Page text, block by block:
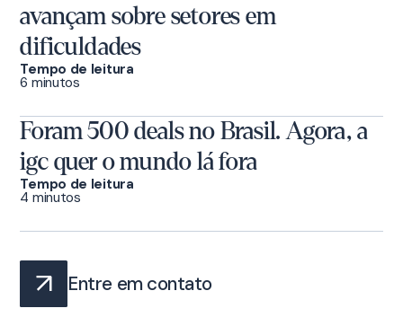
avançam sobre setores em
dificuldades
Tempo de leitura
6 minutos
Foram 500 deals no Brasil. Agora, a
igc quer o mundo lá fora
Tempo de leitura
4 minutos
Entre em contato